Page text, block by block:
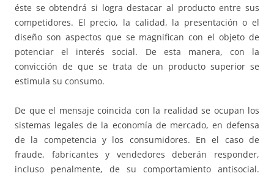
éste se obtendrá si logra destacar al producto entre sus
competidores. El precio, la calidad, la presentación o el
diseño son aspectos que se magnifican con el objeto de
potenciar el interés social. De esta manera, con la
convicción de que se trata de un producto superior se
estimula su consumo.
De que el mensaje coincida con la realidad se ocupan los
sistemas legales de la economía de mercado, en defensa
de la competencia y los consumidores. En el caso de
fraude, fabricantes y vendedores deberán responder,
incluso penalmente, de su comportamiento antisocial.